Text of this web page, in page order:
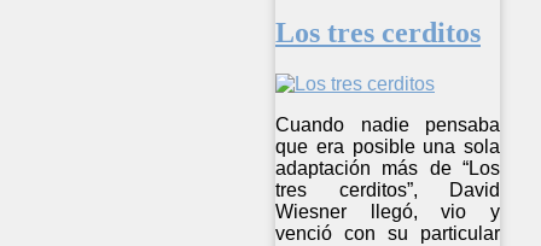
Los tres cerditos
Cuando nadie pensaba
que era posible una sola
adaptación más de “Los
tres cerditos”, David
Wiesner llegó, vio y
venció con su particular